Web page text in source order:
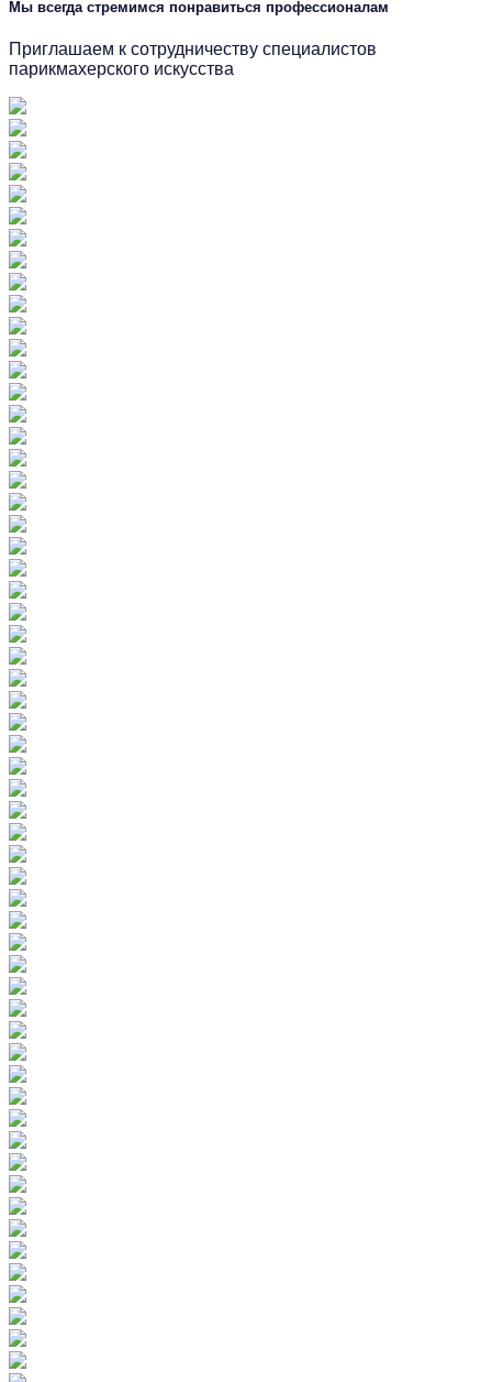
Мы всегда стремимся понравиться профессионалам
Приглашаем к сотрудничеству специалистов
парикмахерского искусства